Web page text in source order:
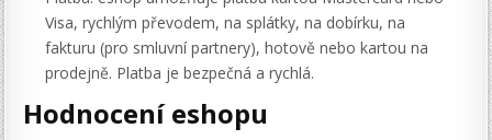
Visa, rychlým převodem, na splátky, na dobírku, na
fakturu (pro smluvní partnery), hotově nebo kartou na
prodejně. Platba je bezpečná a rychlá.
Hodnocení eshopu